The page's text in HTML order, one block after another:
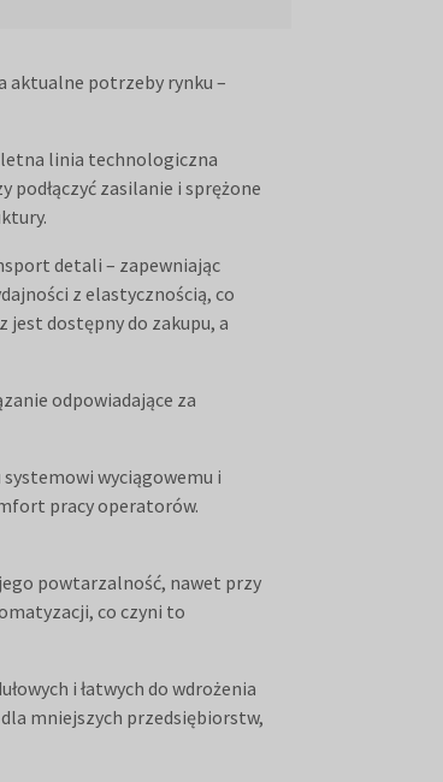
aktualne potrzeby rynku –
linia technologiczna
zasilanie i sprężone
detali – zapewniając
z elastycznością, co
jest dostępny do zakupu, a
odpowiadające za
wyciągowemu i
pracy operatorów.
powtarzalność, nawet przy
co czyni to
i łatwych do wdrożenia
mniejszych przedsiębiorstw,